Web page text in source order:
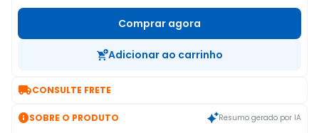
Comprar agora
Adicionar ao carrinho
CONSULTE FRETE
SOBRE O PRODUTO Resumo gerado por IA